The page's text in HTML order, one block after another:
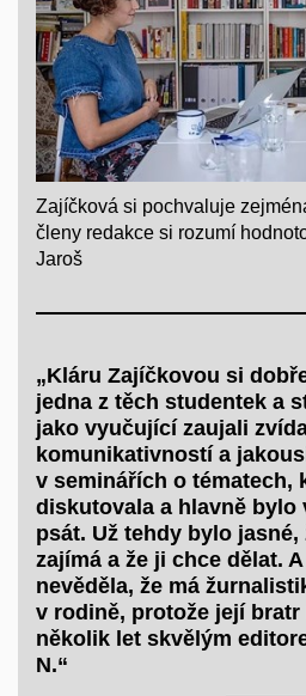
Zajíčková si pochvaluje
členy redakce si rozumí
Jaroš
„Kláru Zajíčkovou si
jedna z těch studentek a
jako vyučující zaujali
komunikativností a
v seminářích o tématech,
diskutovala a hlavně bylo
psát. Už tehdy bylo
zajímá a že ji chce dělat.
nevěděla, že má
v rodině, protože její
několik let skvělým
N.“